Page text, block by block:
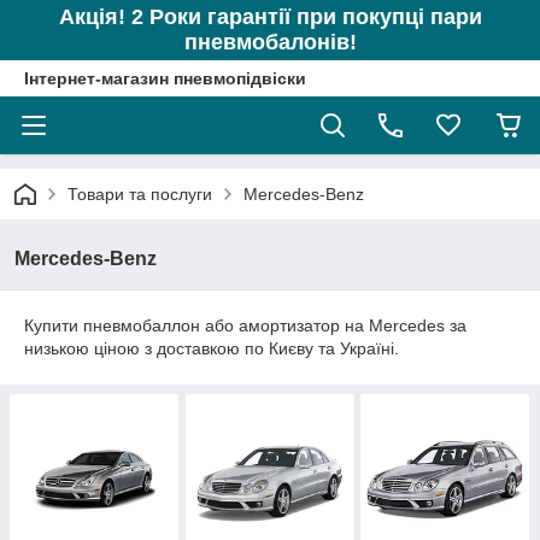
Акція! 2 Роки гарантії при покупці пари
пневмобалонів!
Інтернет-магазин пневмопідвіски
Товари та послуги Mercedes-Benz
Mercedes-Benz
Купити пневмобаллон або амортизатор на Mercedes за
низькою ціною з доставкою по Києву та Україні.